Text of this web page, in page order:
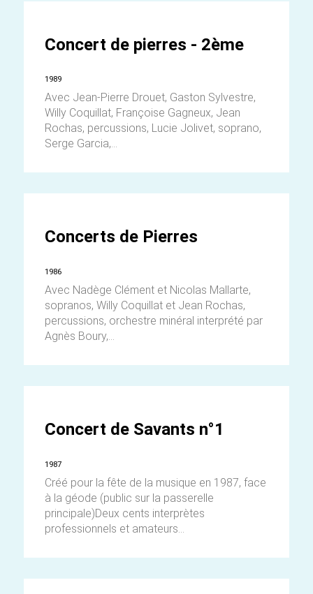
Concert de pierres - 2ème
1989
Avec Jean-Pierre Drouet, Gaston Sylvestre,
Willy Coquillat, Françoise Gagneux, Jean
Rochas, percussions, Lucie Jolivet, soprano,
Serge Garcia,...
Concerts de Pierres
1986
Avec Nadège Clément et Nicolas Mallarte,
sopranos, Willy Coquillat et Jean Rochas,
percussions, orchestre minéral interprété par
Agnès Boury,...
Concert de Savants n°1
1987
Créé pour la fête de la musique en 1987, face
à la géode (public sur la passerelle
principale)Deux cents interprètes
professionnels et amateurs...